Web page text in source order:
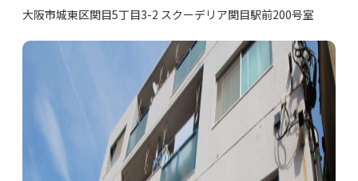
大阪市城東区関目5丁目3-2 スクーデリア関目駅前200号室